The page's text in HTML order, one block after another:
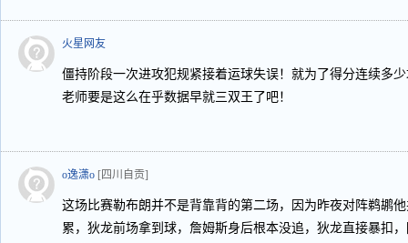
火星网友
僵持阶段一次进攻犯规紧接着运球失误！就为了得分连续多
老师要是这么在乎数据早就三双王了吧！
o逸潇o [四川自贡]
这场比赛勒布朗并不是背靠背的第二场，因为昨夜对阵鹈鹕
累，狄龙前场拿到球，詹姆斯身后根本没追，狄龙直接暴扣